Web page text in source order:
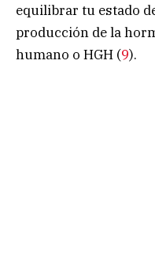
equilibrar tu estado
producción de la
humano o HGH (9).